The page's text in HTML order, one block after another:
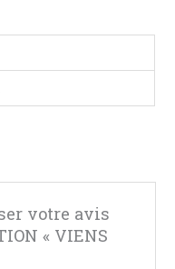
votre avis
« VIENS